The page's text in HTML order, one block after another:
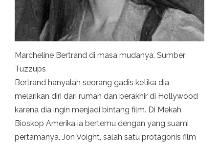
Marcheline Bertrand di masa mudanya. Sumber:
Tuzzups
Bertrand hanyalah seorang gadis ketika dia
melarikan diri dari rumah dan berakhir di Hollywood
karena dia ingin menjadi bintang film. Di Mekah
Bioskop Amerika ia bertemu dengan yang suami
pertamanya, Jon Voight, salah satu protagonis film